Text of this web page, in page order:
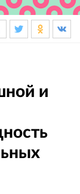
и